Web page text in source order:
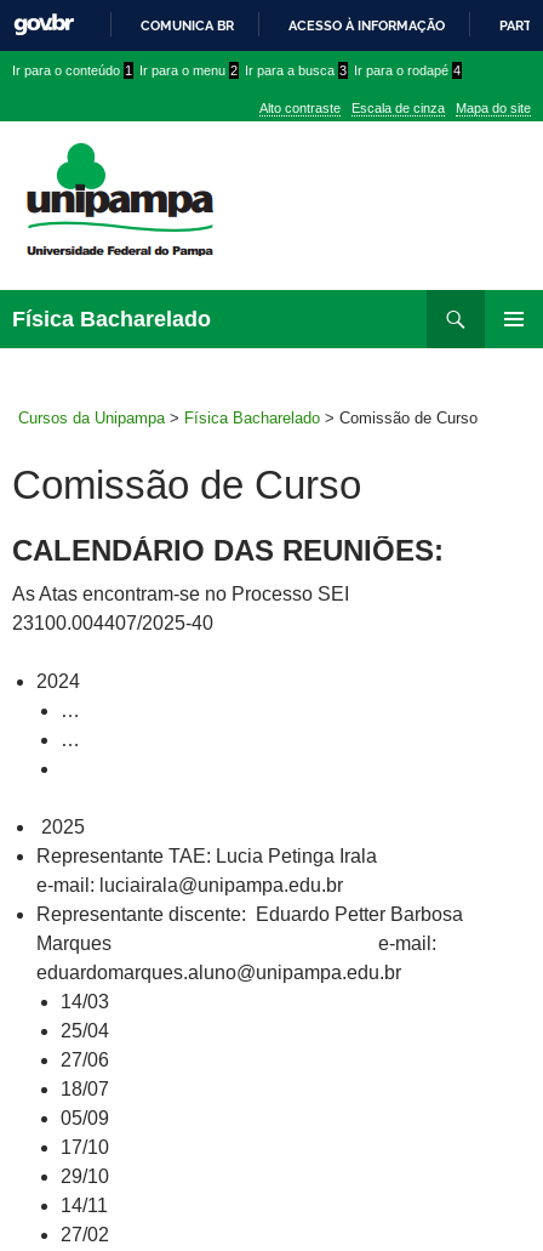
PARA
CONTEÚDO
COMUNICA BR ACESSO À INFORMAÇÃO
conteúdo
menu
superior
menu
Ir para o conteúdo 1 Ir para o menu 2 Ir para a busca 3 Ir para o rodapé 4
Alto contraste Escala de cinza Mapa do site
Física Bacharelado
Cursos da Unipampa > Física Bacharelado > Comissão de Curso
Comissão de Curso
CALENDÁRIO DAS REUNIÕES:
As Atas encontram-se no Processo SEI
23100.004407/2025-40
2024
…
…
2025
Representante TAE: Lucia Petinga Irala
e-mail: luciairala@unipampa.edu.br
Representante discente: Eduardo Petter Barbosa
Marques e-mail:
eduardomarques.aluno@unipampa.edu.br
14/03
25/04
27/06
18/07
05/09
17/10
29/10
14/11
27/02